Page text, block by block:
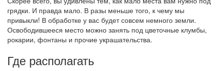
грядки. И правда мало. В разы меньше того, к чему мы
привыкли! В обработке у вас будет совсем немного земли.
Освободившееся место можно занять под цветочные клумбы,
рокарии, фонтаны и прочие украшательства.
Где располагать